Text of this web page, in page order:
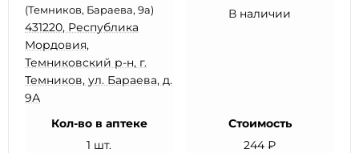
(Темников, Бараева, 9а)
431220, Республика
Мордовия,
Темниковский р-н, г.
Темников, ул. Бараева, д.
9А
В наличии
Кол-во в аптеке
1 шт.
Стоимость
244 ₽